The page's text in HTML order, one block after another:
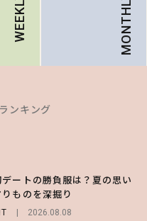
WEEKLY MONTHLY
ランキング
デートの勝負服は？夏の思い
ものを深掘り
2026.08.08
ランキング
のスタイルはどう作る？体型
夏の過ごし方など独占インタ
ランキング
ねるとロマンティックトラ
2026秋の新作コーデ4選
2026.07.10